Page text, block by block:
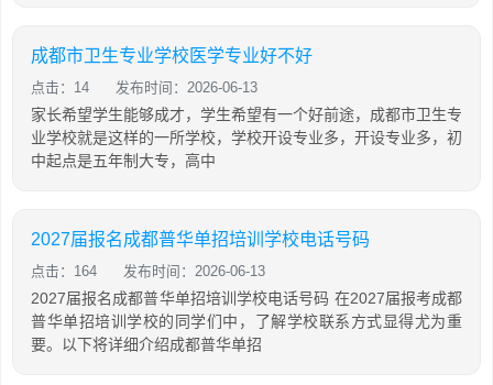
成都市卫生专业学校医学专业好不好
点击：14 发布时间：2026-06-13
家长希望学生能够成才，学生希望有一个好前途，成都市卫生专
业学校就是这样的一所学校，学校开设专业多，开设专业多，初
中起点是五年制大专，高中
2027届报名成都普华单招培训学校电话号码
点击：164 发布时间：2026-06-13
2027届报名成都普华单招培训学校电话号码 在2027届报考成都
普华单招培训学校的同学们中，了解学校联系方式显得尤为重
要。以下将详细介绍成都普华单招